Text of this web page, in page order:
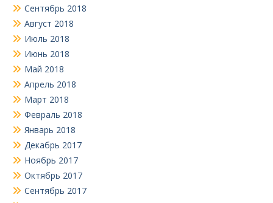
Сентябрь 2018
Август 2018
Июль 2018
Июнь 2018
Май 2018
Апрель 2018
Март 2018
Февраль 2018
Январь 2018
Декабрь 2017
Ноябрь 2017
Октябрь 2017
Сентябрь 2017